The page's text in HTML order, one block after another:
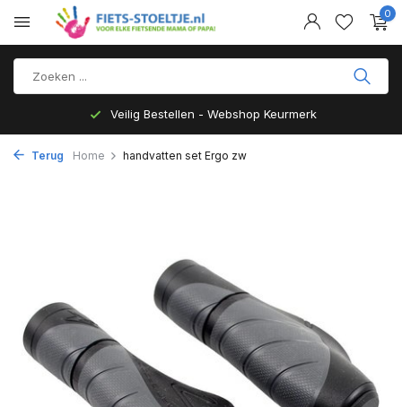
0
Veilig Bestellen - Webshop Keurmerk
Terug Home handvatten set Ergo zw